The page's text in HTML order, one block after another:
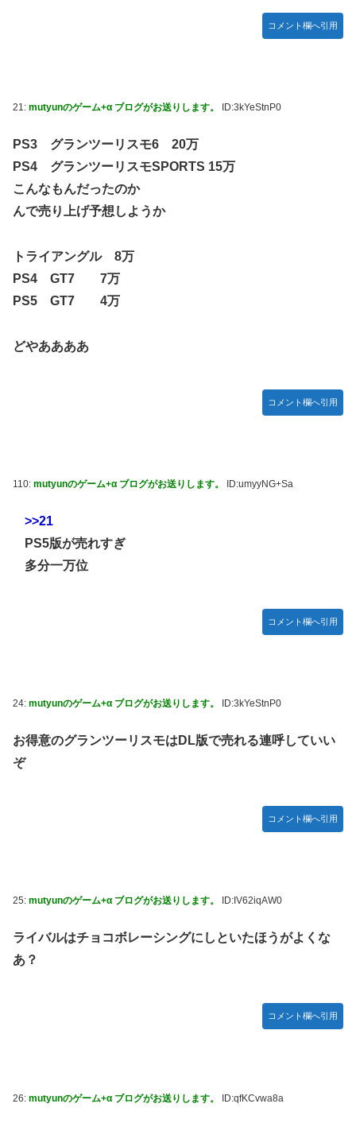
コメント欄へ引用
21: mutyunのゲーム+α ブログがお送りします。 ID:3kYeStnP0
PS3 グランツーリスモ6 20万
PS4 グランツーリスモSPORTS 15万
こんなもんだったのか
んで売り上げ予想しようか
トライアングル 8万
PS4 GT7 7万
PS5 GT7 4万
どやああああ
コメント欄へ引用
110: mutyunのゲーム+α ブログがお送りします。 ID:umyyNG+Sa
>>21
PS5版が売れすぎ
多分一万位
コメント欄へ引用
24: mutyunのゲーム+α ブログがお送りします。 ID:3kYeStnP0
お得意のグランツーリスモはDL版で売れる連呼していい
ぞ
コメント欄へ引用
25: mutyunのゲーム+α ブログがお送りします。 ID:IV62iqAW0
ライバルはチョコボレーシングにしといたほうがよくな
あ？
コメント欄へ引用
26: mutyunのゲーム+α ブログがお送りします。 ID:qfKCvwa8a